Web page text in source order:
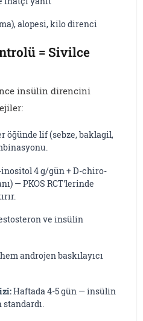
alopesi, kilo direnci
= Sivilce
insülin direncini
öğünde lif (sebze, baklagil,
4 g/gün + D-chiro-
— PKOS RCT'lerinde
ve insülin
androjen baskılayıcı
Haftada 4-5 gün — insülin
standardı.